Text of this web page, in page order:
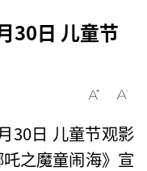
30日 儿童节
30日 儿童节观影
之魔童闹海》宣